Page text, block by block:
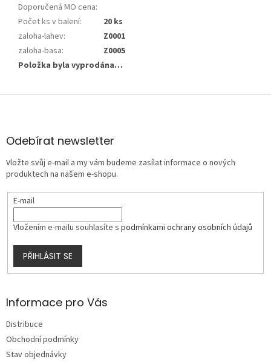
Doporučená MO cena:
Počet ks v balení:
20 ks
zaloha-lahev:
Z0001
zaloha-basa:
Z0005
Položka byla vyprodána…
Z
aOdebírat newsletter
Vložte svůj e-mail a my vám budeme zasílat informace o nových
produktech na našem e-shopu.
E-mail
Vložením e-mailu souhlasíte s podmínkami ochrany osobních údajů
PŘIHLÁSIT SE
Informace pro Vás
Distribuce
Obchodní podmínky
Stav objednávky